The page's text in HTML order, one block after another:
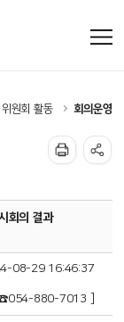
위원회 활동 회의운영
회의 결과
08-29 16:46:37
☎054-880-7013 ]